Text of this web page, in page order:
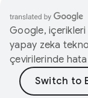
Google,
yapay zeka
çevirilerinde